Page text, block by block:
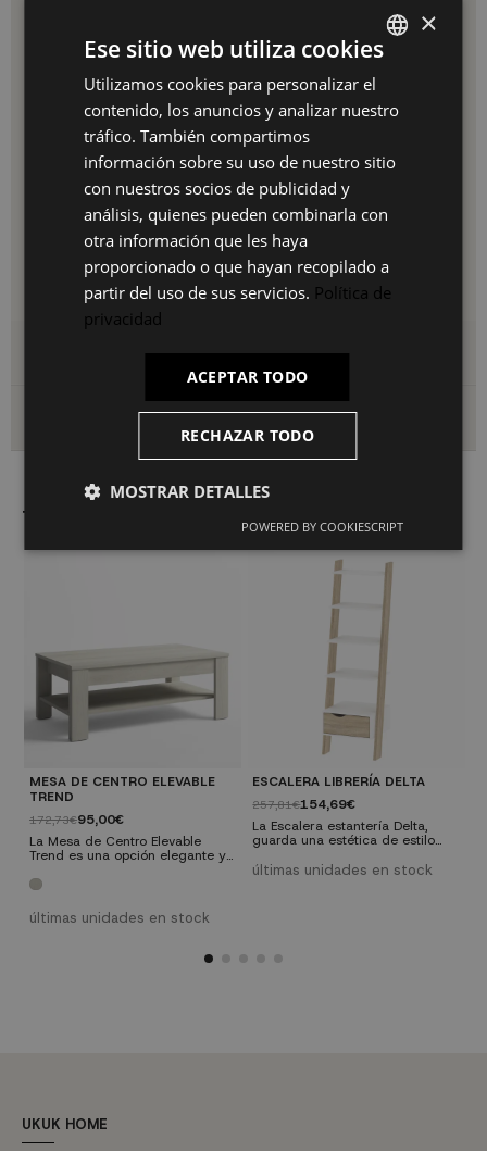
Apta para salón, dormitorio, despacho, habitación
juvenil o pasillo
La flexibilidad del montaje hace de esta estantería un
mueble único: en horizontal ocupa más ancho para espacios
abiertos y amplios; en vertical aprovecha la altura para
rincones más estrechos. La combinación roble oscuro/roble
oscuro aporta personalidad y modernidad a cualquier
decoración.
Montaje Sencillo
Incluye todos los herrajes necesarios para una instalación
rápida y segura, tanto apoyada en pared como como mueble
independiente.
Detalles del producto
Envío y devoluciones
También le puede interesar
MESA DE CENTRO ELEVABLE
TREND
172,73€95,00€
La Mesa de Centro Elevable
Trend es una opción elegante y
Con su diseño moderno y
versatilidad y espacio de
almacenamiento adicional.
duraderos y disponible en tres
últimas unidades en stock
ESCALERA LIBRERÍA DELTA
257,81€154,69€
La Escalera estantería Delta,
guarda una estética de estilo
un mueble decorativo a la vez
últimas unidades en stock
UKUK HOME
SPANISH
ES
PT
×
Ese sitio web utiliza cookies
Utilizamos cookies para personalizar el
contenido, los anuncios y analizar nuestro
tráfico. También compartimos
información sobre su uso de nuestro sitio
con nuestros socios de publicidad y
análisis, quienes pueden combinarla con
otra información que les haya
proporcionado o que hayan recopilado a
partir del uso de sus servicios. Política de
privacidad
ACEPTAR TODO
RECHAZAR TODO
MOSTRAR DETALLES
POWERED BY COOKIESCRIPT